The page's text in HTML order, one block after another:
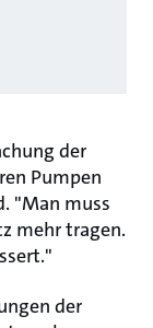
der
Pumpen
"Man muss
mehr tragen.
der